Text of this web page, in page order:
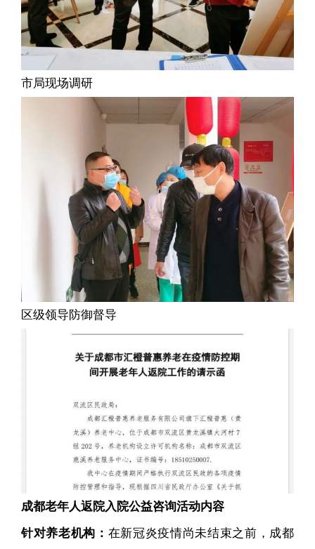
市局现场调研
区级领导防御督导
成都老年人返院入院公益咨询活动内容
针对养老机构： 在新冠炎疫情尚未结束之前，成都